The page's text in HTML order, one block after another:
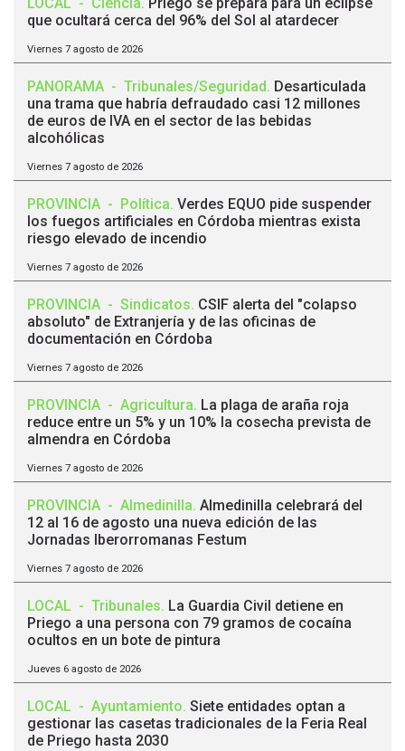
LOCAL - Ciencia. Priego se prepara para un eclipse
que ocultará cerca del 96% del Sol al atardecer
Viernes 7 agosto de 2026
PANORAMA - Tribunales/Seguridad. Desarticulada
una trama que habría defraudado casi 12 millones
de euros de IVA en el sector de las bebidas
alcohólicas
Viernes 7 agosto de 2026
PROVINCIA - Política. Verdes EQUO pide suspender
los fuegos artificiales en Córdoba mientras exista
riesgo elevado de incendio
Viernes 7 agosto de 2026
PROVINCIA - Sindicatos. CSIF alerta del "colapso
absoluto" de Extranjería y de las oficinas de
documentación en Córdoba
Viernes 7 agosto de 2026
PROVINCIA - Agricultura. La plaga de araña roja
reduce entre un 5% y un 10% la cosecha prevista de
almendra en Córdoba
Viernes 7 agosto de 2026
PROVINCIA - Almedinilla. Almedinilla celebrará del
12 al 16 de agosto una nueva edición de las
Jornadas Iberorromanas Festum
Viernes 7 agosto de 2026
LOCAL - Tribunales. La Guardia Civil detiene en
Priego a una persona con 79 gramos de cocaína
ocultos en un bote de pintura
Jueves 6 agosto de 2026
LOCAL - Ayuntamiento. Siete entidades optan a
gestionar las casetas tradicionales de la Feria Real
de Priego hasta 2030